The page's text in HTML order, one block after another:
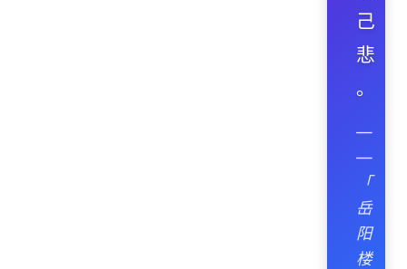
己
悲
。
—
—
「
岳
阳
楼